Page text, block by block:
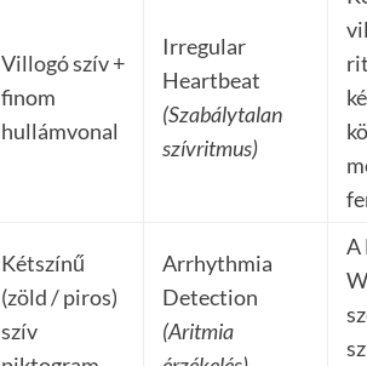
Villogó szív +
finom
hullámvonal
Irregular
Heartbeat
(Szabálytalan
szívritmus)
Kétszínű
(zöld / piros)
szív
Arrhythmia
Detection
(Aritmia
A